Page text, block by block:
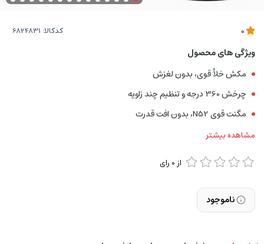
کدکالا:
ویژگی های محصول
مکش خلأ قوی، بدون لغزش
چرخش 360 درجه و تنظیم چند زاویه
مگنت قوی N52، بدون افت قدرت
مشاهده بیشتر
از0 رای
ناموجود